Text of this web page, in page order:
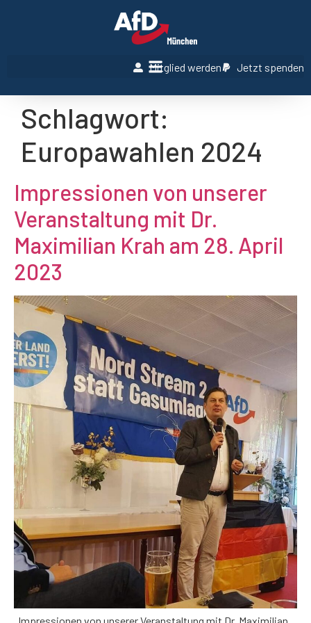
Mitglied werden Jetzt spenden
Schlagwort:
Europawahlen 2024
Impressionen von unserer
Veranstaltung mit Dr.
Maximilian Krah am 28. April
2023
Impressionen von unserer Veranstaltung mit Dr. Maximilian